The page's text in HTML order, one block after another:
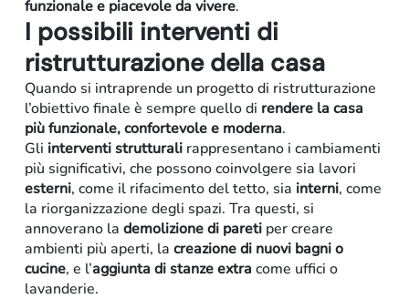
funzionale e piacevole da vivere.
I possibili interventi di
ristrutturazione della casa
Quando si intraprende un progetto di ristrutturazione
l’obiettivo finale è sempre quello di rendere la casa
più funzionale, confortevole e moderna.
Gli interventi strutturalirappresentano i cambiamenti
più significativi, che possono coinvolgere sia lavori
esterni, come il rifacimento del tetto, sia interni, come
la riorganizzazione degli spazi. Tra questi, si
annoverano la demolizione di paretiper creare
ambienti più aperti, la creazione di nuovi bagni o
cucine, e l’aggiunta di stanze extra come uffici o
lavanderie.